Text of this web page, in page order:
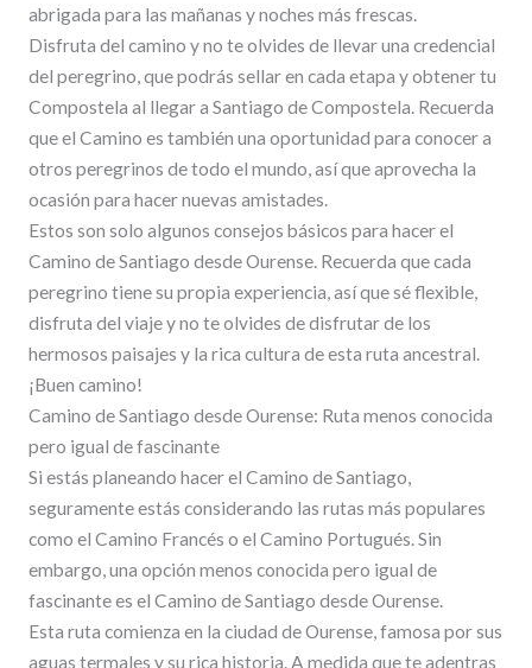
abrigada para las mañanas y noches más frescas.
Disfruta del camino y no te olvides de llevar una credencial
del peregrino, que podrás sellar en cada etapa y obtener tu
Compostela al llegar a Santiago de Compostela. Recuerda
que el Camino es también una oportunidad para conocer a
otros peregrinos de todo el mundo, así que aprovecha la
ocasión para hacer nuevas amistades.
Estos son solo algunos consejos básicos para hacer el
Camino de Santiago desde Ourense. Recuerda que cada
peregrino tiene su propia experiencia, así que sé flexible,
disfruta del viaje y no te olvides de disfrutar de los
hermosos paisajes y la rica cultura de esta ruta ancestral.
¡Buen camino!
Camino de Santiago desde Ourense: Ruta menos conocida
pero igual de fascinante
Si estás planeando hacer el Camino de Santiago,
seguramente estás considerando las rutas más populares
como el Camino Francés o el Camino Portugués. Sin
embargo, una opción menos conocida pero igual de
fascinante es el Camino de Santiago desde Ourense.
Esta ruta comienza en la ciudad de Ourense, famosa por sus
aguas termales y su rica historia. A medida que te adentras